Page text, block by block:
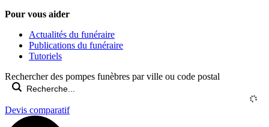
Pour vous aider
Actualités du funéraire
Publications du funéraire
Tutoriels
Rechercher des pompes funèbres par ville ou code postal
Devis comparatif